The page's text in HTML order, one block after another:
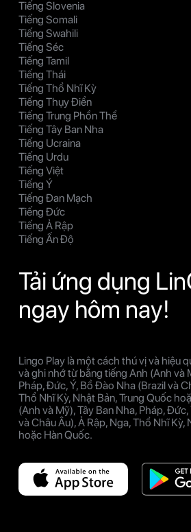
Tiếng Slovenia
Tiếng Somali
Tiếng Swahili
Tiếng Séc
Tiếng Tamil
Tiếng Thái
Tiếng Thổ Nhĩ Kỳ
Tiếng Thụy Điển
Tiếng Trung Phồn Thể
Tiếng Tây Ban Nha
Tiếng Ucraina
Tiếng Urdu
Tiếng Việt
Tiếng Ý
Tiếng Đan Mạch
Tiếng Đức
Tiếng Ả Rập
Tiếng Ấn Độ
Tải ứng dụng
ngay hôm nay!
Lingo Play là một cách thú vị và hiệu
và ghi nhớ từ bằng tiếng Anh (Anh và
Pháp, Đức, Ý, Bồ Đào Nha (Brazil và
Thổ Nhĩ Kỳ, Nhật Bản, Trung Quốc
(Anh và Mỹ), Tây Ban Nha, Pháp,
và Châu Âu), Ả Rập, Nga, Thổ Nhĩ Kỳ,
hoặc Hàn Quốc.